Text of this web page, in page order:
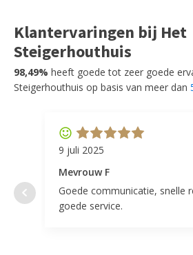
Klantervaringen bij Het
Steigerhouthuis
98,49% heeft goede tot zeer goede
Steigerhouthuis op basis van meer dan
9 juli 2025
Mevrouw F
Goede communicatie, snelle
goede service.